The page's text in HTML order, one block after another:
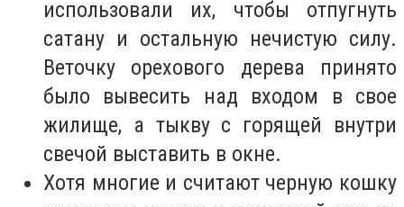
использовали их, чтобы отпугнуть
сатану и остальную нечистую силу.
Веточку орехового дерева принято
было вывесить над входом в свое
жилище, а тыкву с горящей внутри
свечой выставить в окне.
Хотя многие и считают черную кошку